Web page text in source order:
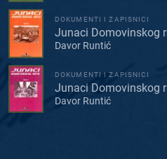
DOKUMENTI I ZAPISNICI
Junaci Domovinskog
Davor Runtić
DOKUMENTI I ZAPISNICI
Junaci Domovinskog
Davor Runtić